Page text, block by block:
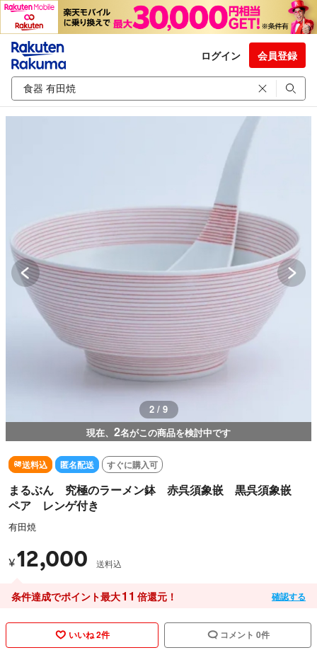
ログイン 会員登録
2 / 9
現在、 2名がこの商品を検討中です
送料込 匿名配送 すぐに購入可
まるぶん 究極のラーメン鉢 赤呉須象嵌 黒呉須象嵌
ペア レンゲ付き
有田焼
¥12,000 送料込
条件達成でポイント最大11 倍還元！ 確認する
いいね 2件 コメント 0件